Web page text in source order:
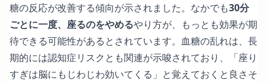
糖の反応が改善する傾向が示されました。なかでも30分
ごとに一度、座るのをやめるやり方が、もっとも効果が期
待できる可能性があるとされています。血糖の乱れは、長
期的には認知症リスクとも関連が示唆されており、「座り
すぎは脳にもじわじわ効いてくる」と覚えておくと良さそ